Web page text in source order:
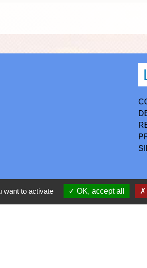
want to activate OK, accept all